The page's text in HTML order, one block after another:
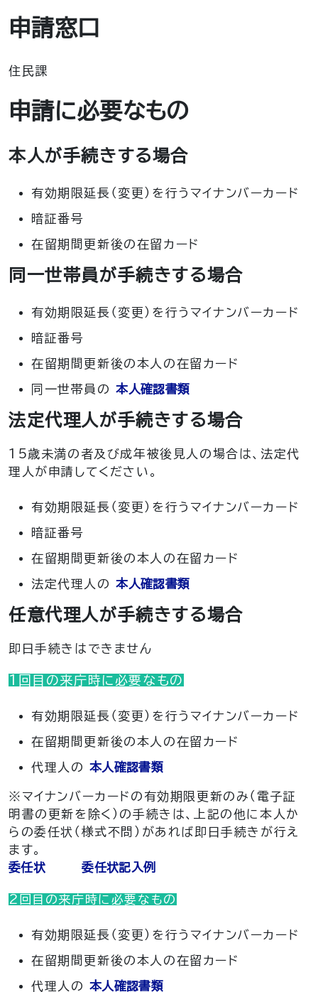
申請窓口
住民課
申請に必要なもの
本人が手続きする場合
有効期限延長（変更）を行うマイナンバーカード
暗証番号
在留期間更新後の在留カード
同一世帯員が手続きする場合
有効期限延長（変更）を行うマイナンバーカード
暗証番号
在留期間更新後の本人の在留カード
同一世帯員の本人確認書類
法定代理人が手続きする場合
15歳未満の者及び成年被後見人の場合は、法定代
理人が申請してください。
有効期限延長（変更）を行うマイナンバーカード
暗証番号
在留期間更新後の本人の在留カード
法定代理人の本人確認書類
任意代理人が手続きする場合
即日手続きはできません
1回目の来庁時に必要なもの
有効期限延長（変更）を行うマイナンバーカード
在留期間更新後の本人の在留カード
​代理人の 本人確認書類
※マイナンバーカードの有効期限更新のみ（電子証
明書の更新を除く）の手続きは、上記の他に本人か
らの委任状（様式不問）があれば即日手続きが行え
ます。
委任状
委任状記入例
2回目の来庁時に必要なもの
有効期限延長（変更）を行うマイナンバーカード
​在留期間更新後の本人の在留カード
代理人の 本人確認書類